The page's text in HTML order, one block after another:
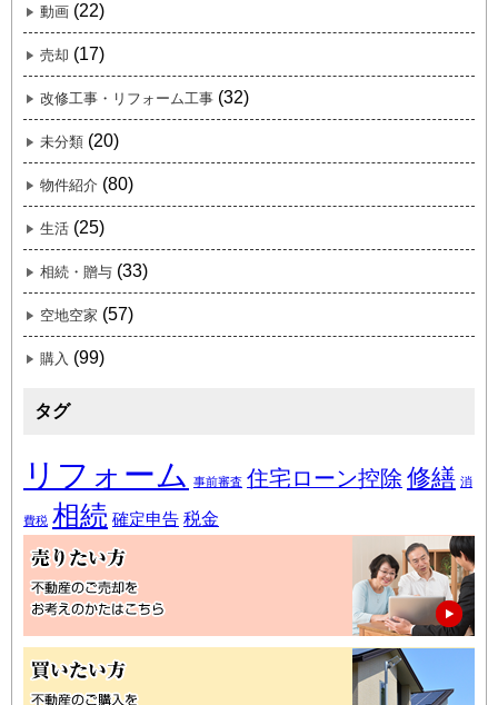
動画 (22)
売却 (17)
改修工事・リフォーム工事 (32)
未分類 (20)
物件紹介 (80)
生活 (25)
相続・贈与 (33)
空地空家 (57)
購入 (99)
タグ
リフォーム 事前審査 住宅ローン控除 修繕 消
費税 相続 確定申告 税金